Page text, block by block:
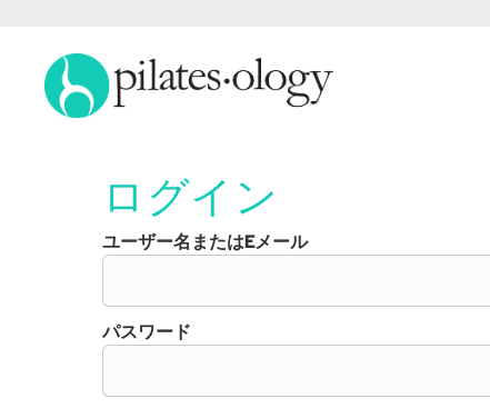
ログイン
ユーザー名またはEメール
パスワード